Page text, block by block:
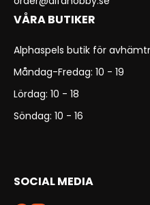
VÅRA BUTIKER
Alphaspels butik för
Måndag-Fredag: 10 - 19
Lördag: 10 - 18
Söndag: 10 - 16
SOCIAL MEDIA